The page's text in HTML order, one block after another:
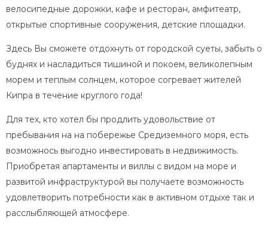
велосипедные дорожки, кафе и ресторан, амфитеатр,
открытые спортивные сооружения, детские площадки.
Здесь Вы сможете отдохнуть от городской суеты, забыть о
буднях и насладиться тишиной и покоем, великолепным
морем и теплым солнцем, которое согревает жителей
Кипра в течение круглого года!
Для тех, кто хотел бы продлить удовольствие от
пребывания на на побережье Средиземного моря, есть
возможнось выгодно инвестировать в недвижимость.
Приобретая апартаменты и виллы с видом на море и
развитой инфраструктурой вы получаете возможность
удовлетворить потребности как в активном отдыхе так и
расслыбляющей атмосфере.